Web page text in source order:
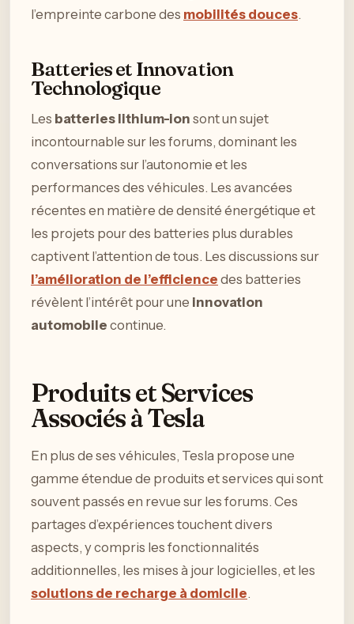
l’empreinte carbone des mobilités douces.
Batteries et Innovation
Technologique
Les batteries lithium-ion sont un sujet
incontournable sur les forums, dominant les
conversations sur l’autonomie et les
performances des véhicules. Les avancées
récentes en matière de densité énergétique et
les projets pour des batteries plus durables
captivent l’attention de tous. Les discussions sur
l’amélioration de l’efficience des batteries
révèlent l’intérêt pour une innovation
automobile continue.
Produits et Services
Associés à Tesla
En plus de ses véhicules, Tesla propose une
gamme étendue de produits et services qui sont
souvent passés en revue sur les forums. Ces
partages d’expériences touchent divers
aspects, y compris les fonctionnalités
additionnelles, les mises à jour logicielles, et les
solutions de recharge à domicile.